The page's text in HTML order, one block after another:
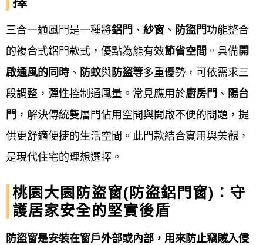
廠商提供後續的保固服務，並說明產品的基
本保養方式，以確保產品能長期穩定運作。
注意事項
公寓大廈規定： 在加裝或變更外牆門窗前，
應先確認該公寓大廈規約，以免觸犯法規。
並根據預算考量門窗的抗風壓、水密性與隔
音性能等。
施工方式： 若需拆除舊窗，通常會進行灌
三合一通風門是一種將鋁門 、 紗窗 、 防盜門功能整合
的複合式鋁門款式，優點為能有效節省空間 。具備 開
啟通風的同時 、 防蚊與防盜等多重優勢，可依需求三
段調整，彈性控制通風量。常見應用於廚房門 、 陽台
門 ，解決傳統雙層門佔用空間與開啟不便的問題，提
供更舒適便捷的生活空間。此門款結合實用與美觀，
是現代住宅的理想選擇。
桃園大園防盜窗(防盜鋁門窗)：守
護居家安全的堅實後盾
防盜窗是安裝在窗戶外部或內部，用來防止竊賊入侵